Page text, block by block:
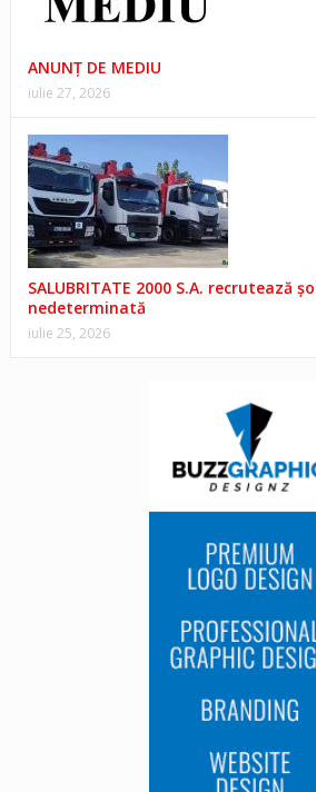
ANUNŢ DE MEDIU
iulie 27, 2026
SALUBRITATE 2000 S.A. recrutează
nedeterminată
iulie 25, 2026